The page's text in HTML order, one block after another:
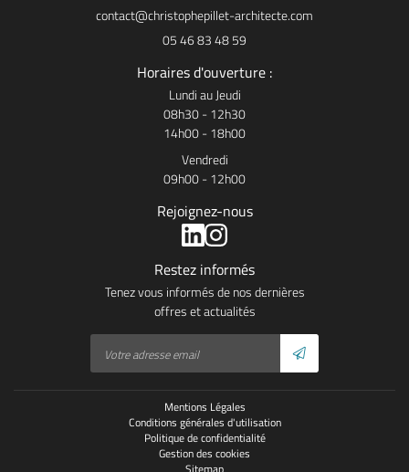
05 46 83 48 59
Horaires d'ouverture :
Lundi au Jeudi
08h30 - 12h30
14h00 - 18h00
Vendredi
09h00 - 12h00
Rejoignez-nous
Restez informés
Tenez vous informés de nos dernières
offres et actualités
Mentions Légales
Conditions générales d'utilisation
Politique de confidentialité
Gestion des cookies